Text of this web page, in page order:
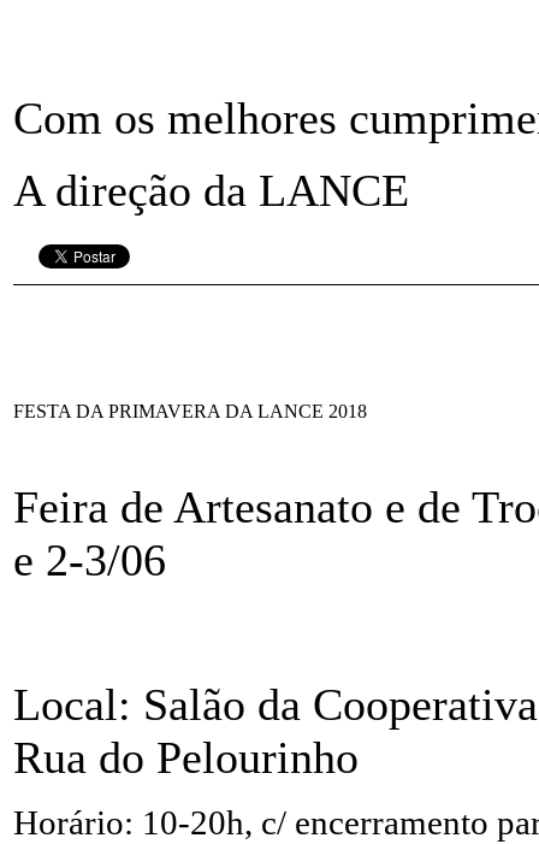
Com os melhores
A direção da LANCE
FESTA DA PRIMAVERA DA LANCE 2018
Feira de Artesanato e de
e 2-3/06
Local: Salão da
Rua do Pelourinho
Horário: 10-20h, c/ encerramento